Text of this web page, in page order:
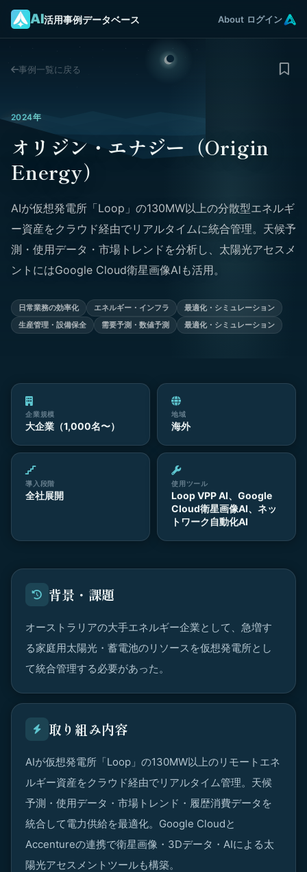
AI活用事例データベース About ログイン
事例一覧に戻る
2024年
オリジン・エナジー（Origin
Energy）
AIが仮想発電所「Loop」の130MW以上の分散型エネルギ
ー資産をクラウド経由でリアルタイムに統合管理。天候予
測・使用データ・市場トレンドを分析し、太陽光アセスメ
ントにはGoogle Cloud衛星画像AIも活用。
日常業務の効率化 エネルギー・インフラ
最適化・シミュレーション
生産管理・設備保全
需要予測・数値予測 最適化・シミュレーション
企業規模
大企業（1,000名〜）
地域
海外
導入段階
全社展開
使用ツール
Loop VPP AI、Google
Cloud衛星画像AI、ネッ
トワーク自動化AI
背景・課題
オーストラリアの大手エネルギー企業として、急増す
る家庭用太陽光・蓄電池のリソースを仮想発電所とし
て統合管理する必要があった。
取り組み内容
AIが仮想発電所「Loop」の130MW以上のリモートエネ
ルギー資産をクラウド経由でリアルタイム管理。天候
予測・使用データ・市場トレンド・履歴消費データを
統合して電力供給を最適化。Google Cloudと
Accentureの連携で衛星画像・3Dデータ・AIによる太
陽光アセスメントツールも構築。